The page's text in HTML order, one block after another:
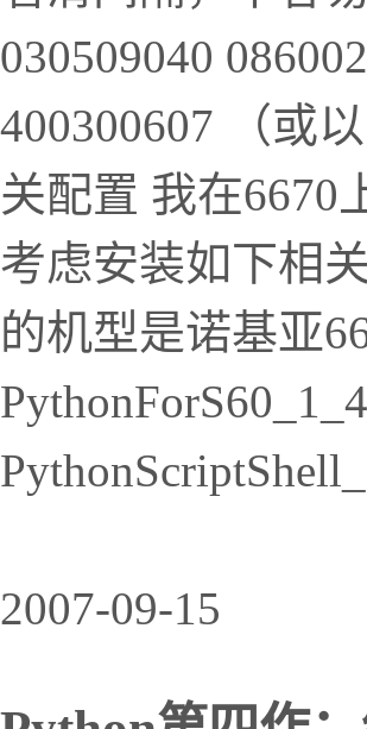
030509040
400300607 （或
关配置 我在6670
考虑安装如下相
的机型是诺基亚
2007-09-15